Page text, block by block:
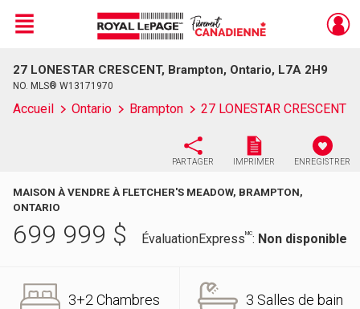
Live
En Direct
Menu
27 LONESTAR CRESCENT, Brampton, Ontario, L7A 2H9
NO. MLS® W13171970
Accueil Ontario Brampton 27 LONESTAR CRESCENT
PARTAGER IMPRIMER ENREGISTRER
MAISON À VENDRE À FLETCHER'S MEADOW, BRAMPTON,
ONTARIO
699 999 $ ÉvaluationExpressMC: Non disponible
3+2 Chambres 3 Salles de bain